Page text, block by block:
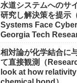
水道システムへのサ
研究し解決策を提示
Systems Face
Georgia Tech
相対論が化学結合に
て直接観測（
look at how